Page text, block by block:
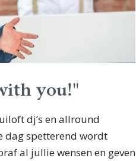
you!"
dj’s en allround
dag spetterend wordt
al jullie wensen en geven